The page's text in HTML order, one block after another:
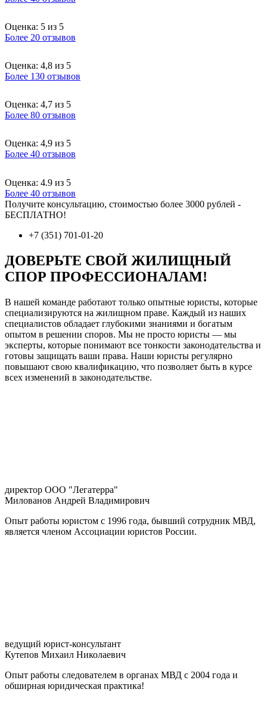
Оценка: 5 из 5
Более 20 отзывов
Оценка: 4,8 из 5
Более 130 отзывов
Оценка: 4,7 из 5
Более 80 отзывов
Оценка: 4,9 из 5
Более 40 отзывов
Оценка: 4.9 из 5
Более 40 отзывов
Получите консультацию, стоимостью более 3000 рублей -
БЕСПЛАТНО!
+7 (351) 701-01-20
ДОВЕРЬТЕ СВОЙ ЖИЛИЩНЫЙ
СПОР ПРОФЕССИОНАЛАМ!
В нашей команде работают только опытные юристы, которые
специализируются на жилищном праве. Каждый из наших
специалистов обладает глубокими знаниями и богатым
опытом в решении споров. Мы не просто юристы — мы
эксперты, которые понимают все тонкости законодательства и
готовы защищать ваши права. Наши юристы регулярно
повышают свою квалификацию, что позволяет быть в курсе
всех изменений в законодательстве.
директор ООО "Легатерра"
Милованов Андрей Владимирович
Опыт работы юристом с 1996 года, бывший сотрудник МВД,
является членом Ассоциации юристов России.
ведущий юрист-консультант
Кутепов Михаил Николаевич
Опыт работы следователем в органах МВД с 2004 года и
обширная юридическая практика!